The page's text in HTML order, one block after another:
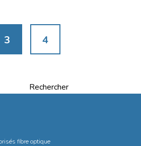
3 4
Rechercher
fibre optique